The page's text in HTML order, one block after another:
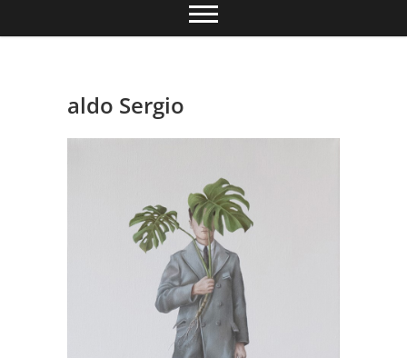
aldo Sergio